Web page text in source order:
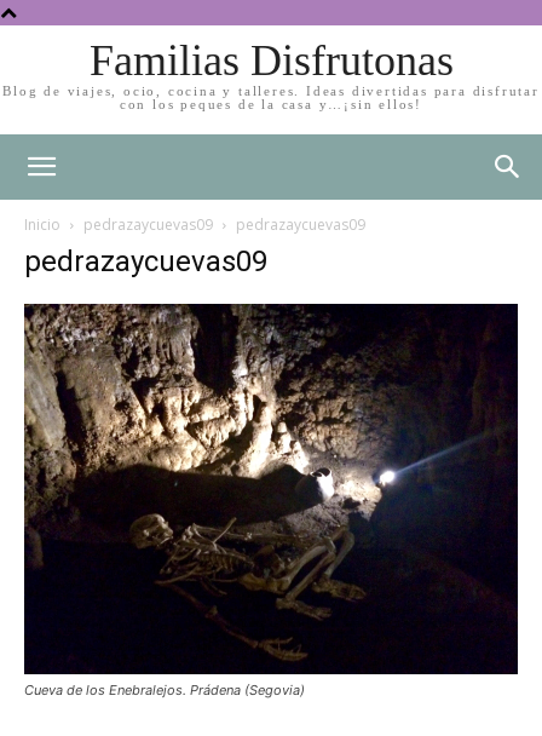
Familias Disfrutonas
Blog de viajes, ocio, cocina y talleres. Ideas divertidas para disfrutar
con los peques de la casa y…¡sin ellos!
Inicio pedrazaycuevas09 pedrazaycuevas09
pedrazaycuevas09
Cueva de los Enebralejos. Prádena (Segovia)